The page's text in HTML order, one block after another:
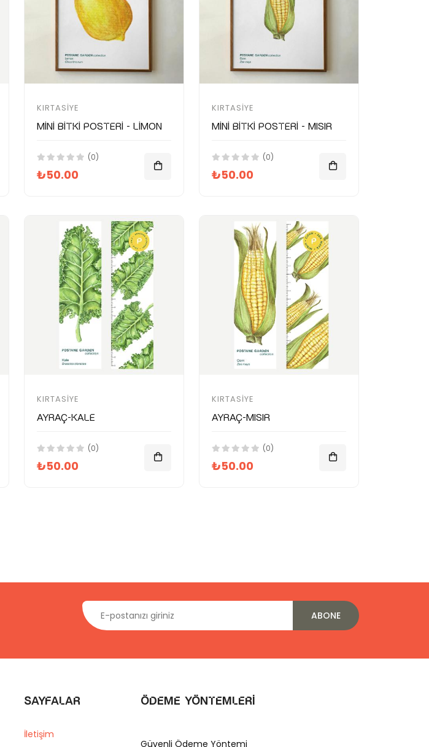
KIRTASIYE
Mini Bitki Posteri - Limon
(0)
₺50.00
KIRTASIYE
Mini Bitki Posteri - Mısır
(0)
₺50.00
KIRTASIYE
Ayraç-Kale
(0)
₺50.00
KIRTASIYE
Ayraç-Mısır
(0)
₺50.00
ABONE
Sayfalar
İletişim
Ödeme Yöntemleri
Güvenli Ödeme Yöntemi